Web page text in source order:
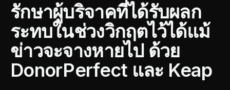
รักษาผู้บริจาคที่ได้รับผลก
ระทบในช่วงวิกฤตไว้ได้แม้
ข่าวจะจางหายไป ด้วย
DonorPerfect และ Keap